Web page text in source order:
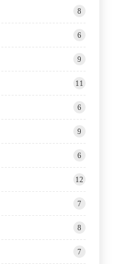
8
6
9
11
6
9
6
12
7
8
7